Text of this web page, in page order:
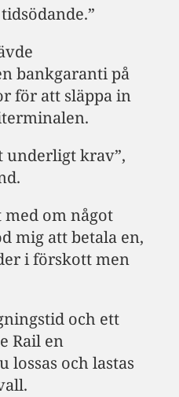
bankgaranti på
för att släppa in
underligt krav”,
med om något
mig att betala en,
i förskott men
och ett
Rail en
lossas och lastas